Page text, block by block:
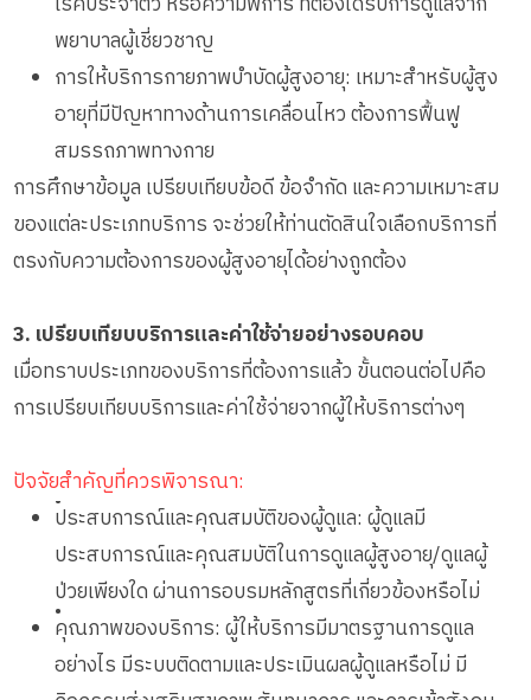
พยาบาลผู้เชี่ยวชาญ
การให้บริการกายภาพบำบัดผู้สูงอายุ: เหมาะสำหรับผู้สูง
อายุที่มีปัญหาทางด้านการเคลื่อนไหว ต้องการฟื้นฟู
สมรรถภาพทางกาย
การศึกษาข้อมูล เปรียบเทียบข้อดี ข้อจำกัด และความเหมาะสม
ของแต่ละประเภทบริการ จะช่วยให้ท่านตัดสินใจเลือกบริการที่
ตรงกับความต้องการของผู้สูงอายุได้อย่างถูกต้อง
3. เปรียบเทียบบริการและค่าใช้จ่ายอย่างรอบคอบ
เมื่อทราบประเภทของบริการที่ต้องการแล้ว ขั้นตอนต่อไปคือ
การเปรียบเทียบบริการและค่าใช้จ่ายจากผู้ให้บริการต่างๆ
ปัจจัยสำคัญที่ควรพิจารณา:
•
ประสบการณ์และคุณสมบัติของผู้ดูแล: ผู้ดูแลมี
ประสบการณ์และคุณสมบัติในการดูแลผู้สูงอายุ/ดูแลผู้
ป่วยเพียงใด ผ่านการอบรมหลักสูตรที่เกี่ยวข้องหรือไม่
•
คุณภาพของบริการ: ผู้ให้บริการมีมาตรฐานการดูแล
อย่างไร มีระบบติดตามและประเมินผลผู้ดูแลหรือไม่ มี